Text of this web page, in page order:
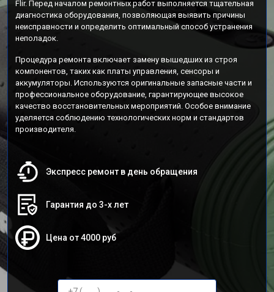
Flir. Перед началом ремонтных работ выполняется тщательная
диагностика оборудования, позволяющая выявить причины
неисправности и определить оптимальный способ устранения
неполадок.
Процедура ремонта включает замену вышедших из строя
компонентов, таких как платы управления, сенсоры и
аккумуляторы. Используются оригинальные запасные части и
профессиональное оборудование, гарантирующее высокое
качество восстановительных мероприятий. Особое внимание
уделяется соблюдению технологических норм и стандартов
производителя.
Экспресс ремонт в день обращения
Гарантия до 3-х лет
Цена от 4000 руб